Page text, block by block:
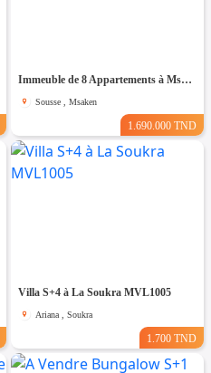
Immeuble de 8 Appartements à Msaken Nouvelle Construction
Sousse , Msaken
1.690.000 TND
Villa S+4 à La Soukra MVL1005
Ariana , Soukra
1.700 TND